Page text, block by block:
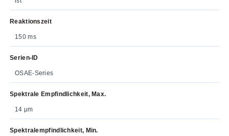
Reaktionszeit
150 ms
Serien-ID
OSAE-Series
Spektrale Empfindlichkeit, Max.
14 μm
Spektralempfindlichkeit, Min.